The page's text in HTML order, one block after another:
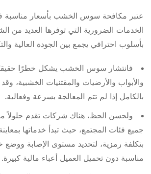
عتبر مكافحة سوس الخشب بأسعار مناسبة
الخدمات الضرورية التي توفرها العديد من
بأسلوب احترافي يجمع بين الجودة العالية
فانتشار سوس الخشب يشكل خطرًا
والأبواب والأرضيات والمقتنيات الخشبية،
بالكامل إذا لم تتم المعالجة بسرعة وفعالية.
ولحسن الحظ، هناك شركات تقدم حلولاً
جميع فئات المجتمع، حيث تبدأ خدماتها
بتكلفة رمزية، لتحديد مستوى الإصابة
مناسبة دون تحميل العميل أعباء مالية كبيرة.